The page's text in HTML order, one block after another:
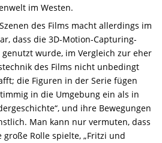
im Westen.
des Films macht allerdings im
dass die 3D-Motion-Capturing-
wurde, im Vergleich zur eher
des Films nicht unbedingt
die Figuren in der Serie fügen
in die Umgebung ein als in
und ihre Bewegungen
Man kann nur vermuten, dass
Rolle spielte, „Fritzi und